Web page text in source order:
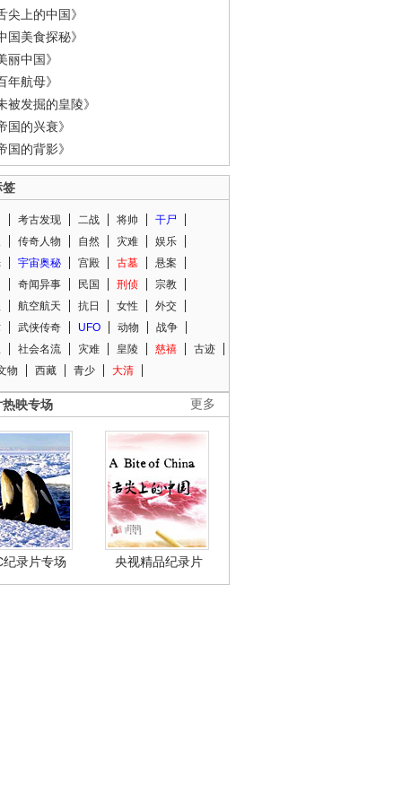
尖上的中国》
国美食探秘》
丽中国》
年航母》
被发掘的皇陵》
国的兴衰》
国的背影》
签
考古发现 二战 将帅
干尸
传奇人物 自然 灾难
娱乐
宇宙奥秘 宫殿 古墓
悬案
奇闻异事 民国 刑侦
宗教
航空航天 抗日 女性
外交
武侠传奇 UFO 动物
战争
社会名流 灾难 皇陵 慈禧
古迹
物
西藏 青少 大清
更多
映专场
纪录片专场 央视精品纪录片